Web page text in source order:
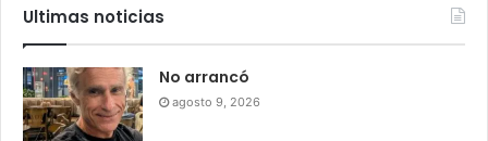
Ultimas noticias
No arrancó
agosto 9, 2026